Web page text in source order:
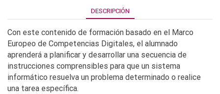
DESCRIPCIÓN
Con este contenido de formación basado en el Marco
Europeo de Competencias Digitales, el alumnado
aprenderá a planificar y desarrollar una secuencia de
instrucciones comprensibles para que un sistema
informático resuelva un problema determinado o realice
una tarea específica.